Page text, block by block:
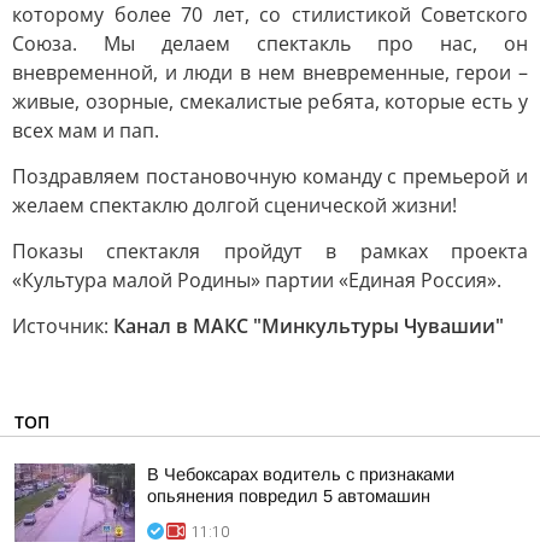
которому более 70 лет, со стилистикой Советского
Союза. Мы делаем спектакль про нас, он
вневременной, и люди в нем вневременные, герои –
живые, озорные, смекалистые ребята, которые есть у
всех мам и пап.
Поздравляем постановочную команду с премьерой и
желаем спектаклю долгой сценической жизни!
Показы спектакля пройдут в рамках проекта
«Культура малой Родины» партии «Единая Россия».
Источник: Канал в МАКС "Минкультуры Чувашии"
ТОП
В Чебоксарах водитель с признаками
опьянения повредил 5 автомашин
11:10